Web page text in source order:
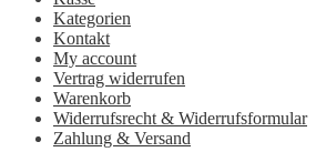
Kategorien
Kontakt
My account
Vertrag widerrufen
Warenkorb
Widerrufsrecht & Widerrufsformular
Zahlung & Versand